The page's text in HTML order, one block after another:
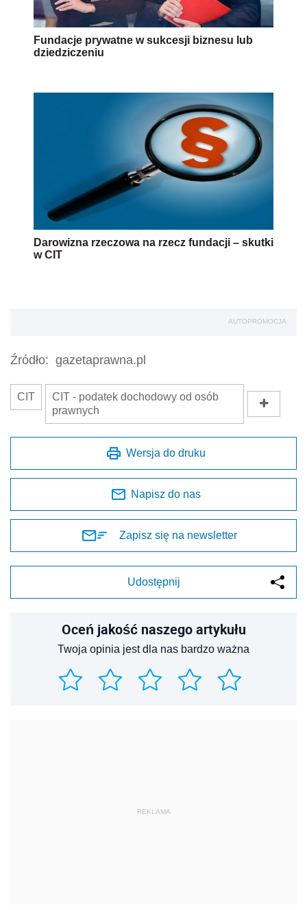
Fundacje prywatne w sukcesji biznesu lub
dziedziczeniu
Darowizna rzeczowa na rzecz fundacji – skutki
w CIT
AUTOPROMOCJA
Źródło: gazetaprawna.pl
CIT
CIT - podatek dochodowy od osób
prawnych
Wersja do druku
Napisz do nas
Zapisz się na newsletter
Udostępnij
Oceń jakość naszego artykułu
Twoja opinia jest dla nas bardzo ważna
REKLAMA